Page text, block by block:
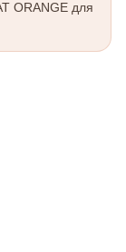
ORANGE для